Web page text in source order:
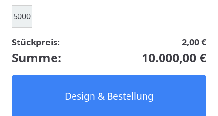
5000
Stückpreis: 2,00 €
Summe: 10.000,00 €
Design & Bestellung